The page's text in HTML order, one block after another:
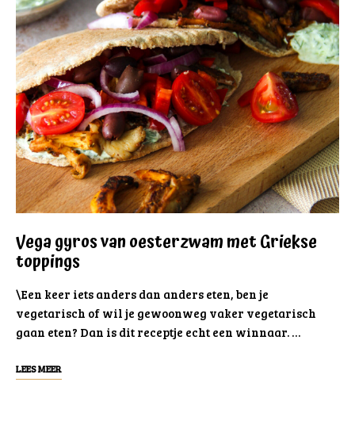
Vega gyros van oesterzwam met Griekse
toppings
\Een keer iets anders dan anders eten, ben je
vegetarisch of wil je gewoonweg vaker vegetarisch
gaan eten? Dan is dit receptje echt een winnaar. …
LEES MEER